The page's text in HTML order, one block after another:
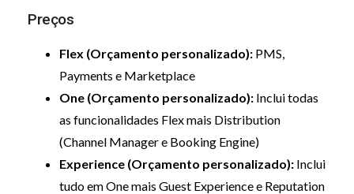
Preços
Flex (Orçamento personalizado): PMS,
Payments e Marketplace
One (Orçamento personalizado): Inclui todas
as funcionalidades Flex mais Distribution
(Channel Manager e Booking Engine)
Experience (Orçamento personalizado): Inclui
tudo em One mais Guest Experience e Reputation